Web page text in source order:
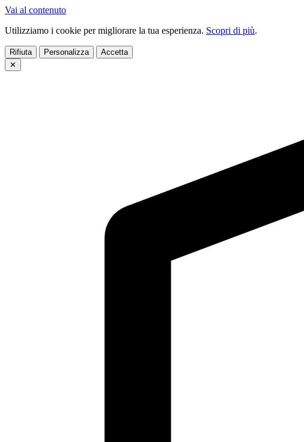
Vai al contenuto
Utilizziamo i cookie per migliorare la tua esperienza. Scopri di più.
Rifiuta Personalizza
Accetta
✕